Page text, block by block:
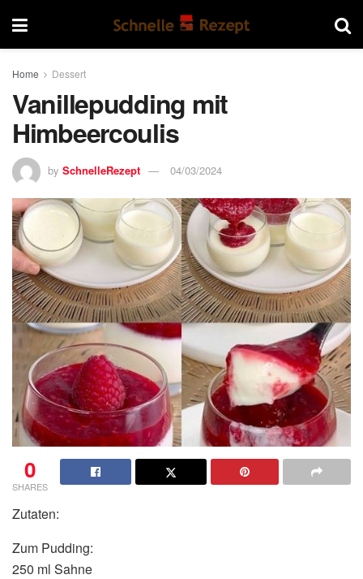
Home Dessert
Vanillepudding mit
Himbeercoulis
by SchnelleRezept 04/03/2024
0
SHARES
Zutaten:
Zum Pudding:
250 ml Sahne